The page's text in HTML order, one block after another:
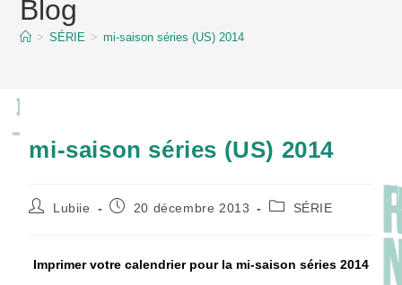
contentBlog
> SÉRIE > mi-saison séries (US) 2014
mi-saison séries (US) 2014
Auteur/autrice
Lubiie
Publication
20 décembre 2013
PostSÉRIE
Imprimer votre calendrier pour la mi-saison séries 2014